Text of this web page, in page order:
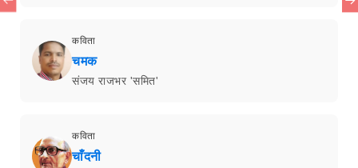
कविता
चमक
संजय राजभर 'समित'
कविता
चाँदनी